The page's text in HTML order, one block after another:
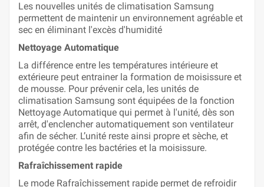
Les nouvelles unités de climatisation Samsung
permettent de maintenir un environnement agréable et
sec en éliminant l'excès d'humidité
Nettoyage Automatique
La différence entre les températures intérieure et
extérieure peut entrainer la formation de moisissure et
de mousse. Pour prévenir cela, les unités de
climatisation Samsung sont équipées de la fonction
Nettoyage Automatique qui permet à l'unité, dès son
arrêt, d'enclencher automatiquement son ventilateur
afin de sécher. L’unité reste ainsi propre et sèche, et
protégée contre les bactéries et la moisissure.
Rafraîchissement rapide
Le mode Rafraîchissement rapide permet de refroidir